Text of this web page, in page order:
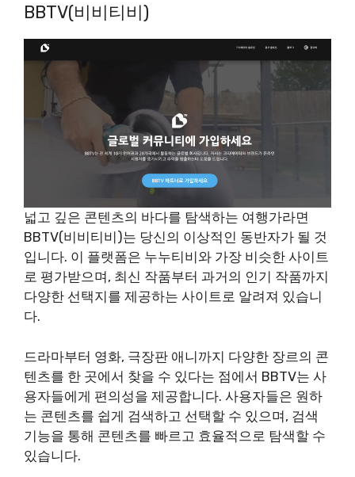
BBTV(비비티비)
넓고 깊은 콘텐츠의 바다를 탐색하는 여행가라면
BBTV(비비티비)는 당신의 이상적인 동반자가 될 것
입니다. 이 플랫폼은 누누티비와 가장 비슷한 사이트
로 평가받으며, 최신 작품부터 과거의 인기 작품까지
다양한 선택지를 제공하는 사이트로 알려져 있습니
다.
드라마부터 영화, 극장판 애니까지 다양한 장르의 콘
텐츠를 한 곳에서 찾을 수 있다는 점에서 BBTV는 사
용자들에게 편의성을 제공합니다. 사용자들은 원하
는 콘텐츠를 쉽게 검색하고 선택할 수 있으며, 검색
기능을 통해 콘텐츠를 빠르고 효율적으로 탐색할 수
있습니다.